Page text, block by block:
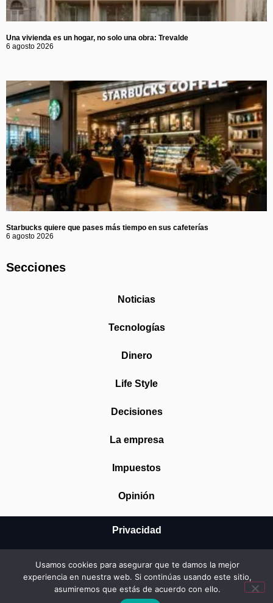
Una vivienda es un hogar, no solo una obra: Trevalde
6 agosto 2026
Starbucks quiere que pases más tiempo en sus cafeterías
6 agosto 2026
Secciones
Noticias
Tecnologías
Dinero
Life Style
Decisiones
La empresa
Impuestos
Opinión
Privacidad
Cookies
Usamos cookies para asegurar que te damos la mejor
experiencia en nuestra web. Si continúas usando este sitio,
asumiremos que estás de acuerdo con ello.